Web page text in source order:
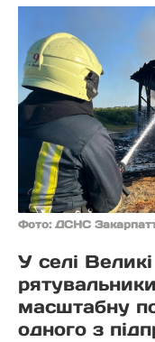
Фото: ДСНС
У селі
масштабну
одного з